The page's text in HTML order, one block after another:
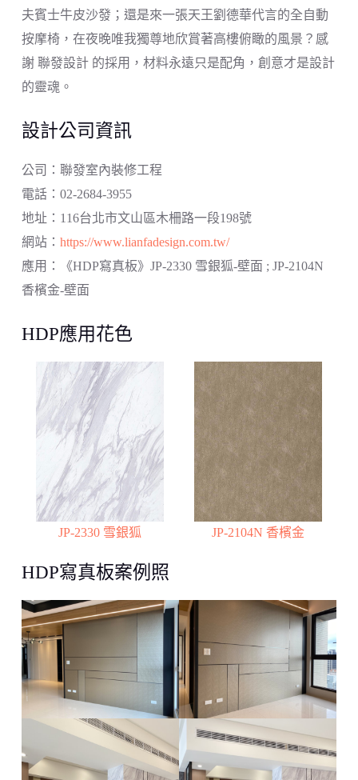
夫賓士牛皮沙發；還是來一張天王劉德華代言的全自動
按摩椅，在夜晚唯我獨尊地欣賞著高樓俯瞰的風景？感
謝 聯發設計 的採用，材料永遠只是配角，創意才是設計
的靈魂。
設計公司資訊
公司：聯發室內裝修工程
電話：02-2684-3955
地址：116台北市文山區木柵路一段198號
網站： https://www.lianfadesign.com.tw/
應用：《HDP寫真板》JP-2330 雪銀狐-壁面 ; JP-2104N
香檳金-壁面
HDP應用花色
JP-2330 雪銀狐 JP-2104N 香檳金
HDP寫真板案例照